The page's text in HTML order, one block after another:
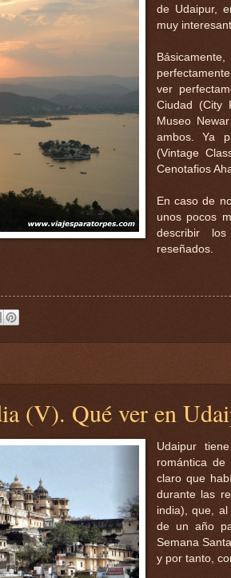
de Udaipur,
muy
ver
Ciudad (City
Museo
ambos. Ya
(Vintage
Cenotafios
En caso de
unos pocos
describir
reseñados.
(V). Qué ver en
Udaipur
romántica
claro que
durante las
india), que,
de un año
Semana
y por tanto,